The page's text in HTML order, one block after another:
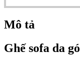
Mô tả
Ghế sofa da